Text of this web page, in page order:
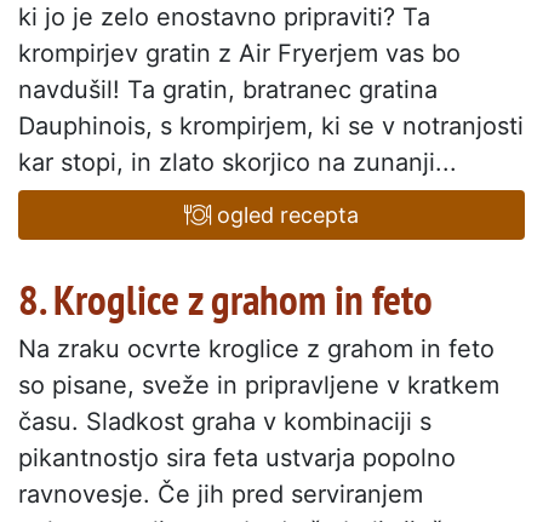
ki jo je zelo enostavno pripraviti? Ta
krompirjev gratin z Air Fryerjem vas bo
navdušil! Ta gratin, bratranec gratina
Dauphinois, s krompirjem, ki se v notranjosti
kar stopi, in zlato skorjico na zunanji...
ogled recepta
8. Kroglice z grahom in feto
Na zraku ocvrte kroglice z grahom in feto
so pisane, sveže in pripravljene v kratkem
času. Sladkost graha v kombinaciji s
pikantnostjo sira feta ustvarja popolno
ravnovesje. Če jih pred serviranjem